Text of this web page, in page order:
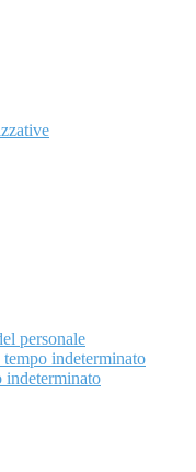
personale
tempo indeterminato
indeterminato